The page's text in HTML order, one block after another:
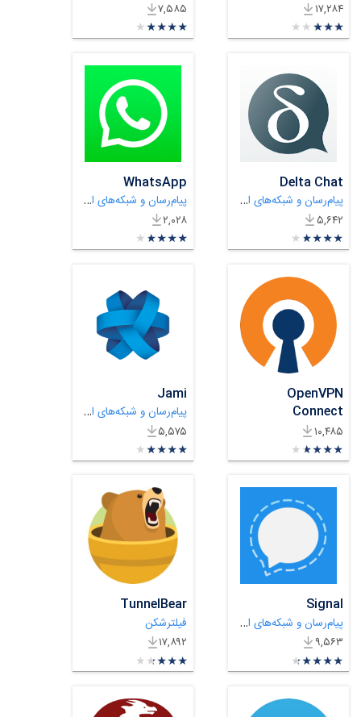
۱۷,۲۸۴
★★★★★
★
★
★
★
★
۷,۵۸۵
★★★★★
★
★
★
★
★
Delta Chat
پیام‌رسان و شبکه‌های اجتماعی
۵,۶۴۲
★★★★★
★
★
★
★
★
WhatsApp
پیام‌رسان و شبکه‌های اجتماعی
۲,۰۲۸
★★★★★
★
★
★
★
★
OpenVPN
Connect
فیلترشکن
۱۰,۴۸۵
★★★★★
★
★
★
★
★
Jami
پیام‌رسان و شبکه‌های اجتماعی
۵,۵۷۵
★★★★★
★
★
★
★
★
Signal
پیام‌رسان و شبکه‌های اجتماعی
۹,۵۶۳
★★★★★
★
★
★
★
★
TunnelBear
فیلترشکن
۱۷,۸۹۲
★★★★★
★
★
★
★
★